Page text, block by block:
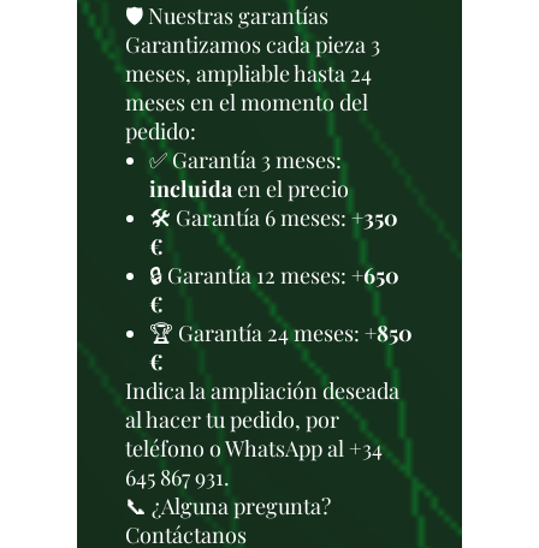
🛡️ Nuestras garantías
Garantizamos cada pieza 3
meses, ampliable hasta 24
meses en el momento del
pedido:
✅ Garantía 3 meses:
incluidaen el precio
🛠️ Garantía 6 meses:+350
€
🔒 Garantía 12 meses: +650
€
🏆 Garantía 24 meses: +850
€
Indica la ampliación deseada
al hacer tu pedido, por
teléfono o WhatsApp al +34
645 867 931.
📞 ¿Alguna pregunta?
Contáctanos